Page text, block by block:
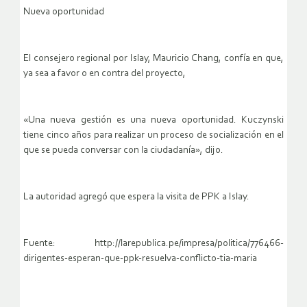
Nueva oportunidad
El consejero regional por Islay, Mauricio Chang, confía en que,
ya sea a favor o en contra del proyecto,
«Una nueva gestión es una nueva oportunidad. Kuczynski
tiene cinco años para realizar un proceso de socialización en el
que se pueda conversar con la ciudadanía», dijo.
La autoridad agregó que espera la visita de PPK a Islay.
Fuente: http://larepublica.pe/impresa/politica/776466-
dirigentes-esperan-que-ppk-resuelva-conflicto-tia-maria